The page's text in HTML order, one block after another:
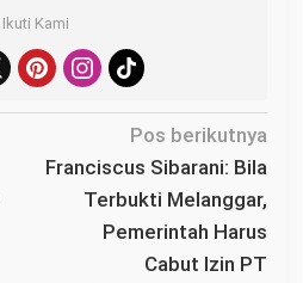
Ikuti Kami
Pos berikutnya
Franciscus Sibarani: Bila
Terbukti Melanggar,
Pemerintah Harus
Cabut Izin PT